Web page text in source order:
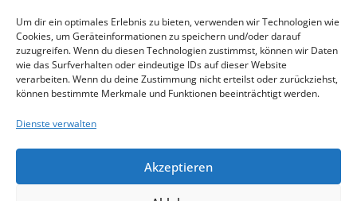
Um dir ein optimales Erlebnis zu bieten, verwenden wir Technologien wie
Cookies, um Geräteinformationen zu speichern und/oder darauf
zuzugreifen. Wenn du diesen Technologien zustimmst, können wir Daten
wie das Surfverhalten oder eindeutige IDs auf dieser Website
verarbeiten. Wenn du deine Zustimmung nicht erteilst oder zurückziehst,
können bestimmte Merkmale und Funktionen beeinträchtigt werden.
Dienste verwalten
Akzeptieren
Wirtschaft & Verkehr
Senioren & Inklusion